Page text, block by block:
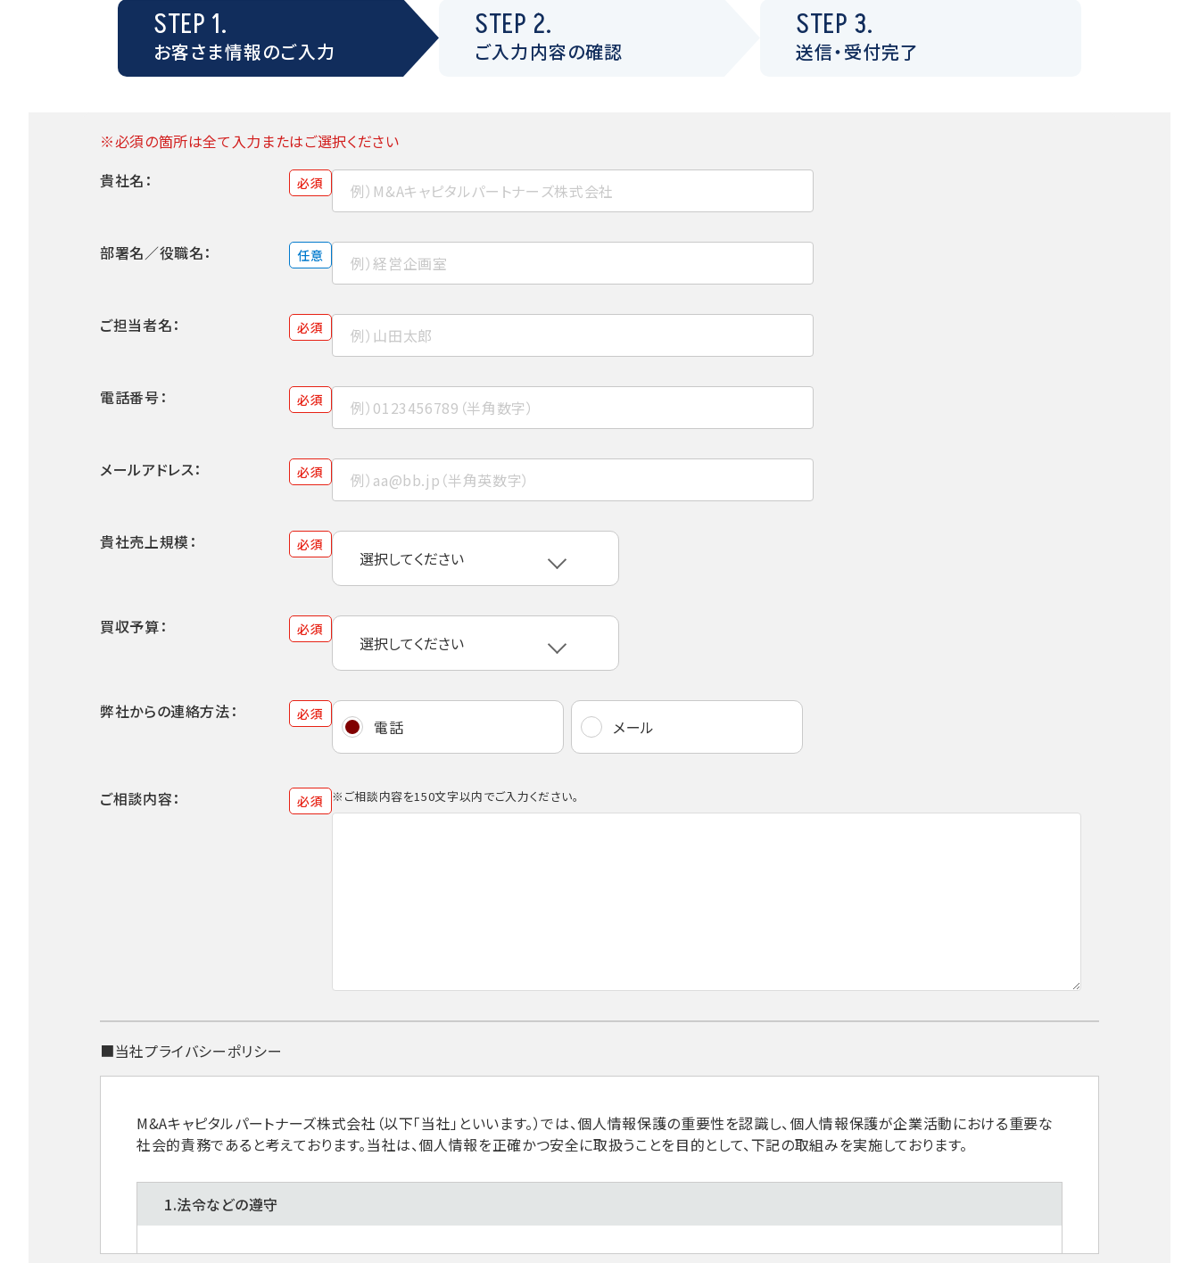
STEP 1.
お客さま情報のご入力
STEP 2.
ご入力内容の確認
STEP 3.
送信・受付完了
※必須の箇所は全て入力またはご選択ください
貴社名：
必須
部署名／役職名： 任意
ご担当者名： 必須
電話番号： 必須
メールアドレス： 必須
貴社売上規模： 必須
買収予算： 必須
弊社からの連絡方法： 必須
電話 メール
ご相談内容： 必須 ※ご相談内容を150文字以内でご入力ください。
■当社プライバシーポリシー
M&Aキャピタルパートナーズ株式会社（以下「当社」といいます。）では、個人情報保護の重要性を認識し、個人情報保護が企業活動における重要な
社会的責務であると考えております。当社は、個人情報を正確かつ安全に取扱うことを目的として、下記の取組みを実施しております。
1.法令などの遵守